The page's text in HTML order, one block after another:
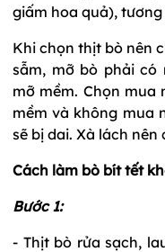
giấm hoa quả),
Khi chọn thịt bò nên
sẫm, mỡ bò phải có
mỡ mềm. Chọn
mềm và không mua
sẽ bị dai. Xà lách
Cách làm bò bít tết
Bước 1:
- Thịt bò rửa sạch,